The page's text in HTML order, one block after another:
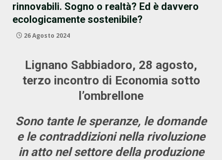
rinnovabili. Sogno o realtà? Ed è davvero
ecologicamente sostenibile?
26 Agosto 2024
Lignano Sabbiadoro, 28 agosto,
terzo incontro di Economia sotto
l’ombrellone
Sono tante le speranze, le domande
e le contraddizioni nella rivoluzione
in atto nel settore della produzione